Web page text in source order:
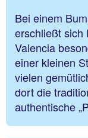
Bei einem
erschließt sich
Valencia
einer kleinen
vielen
dort die
authentische